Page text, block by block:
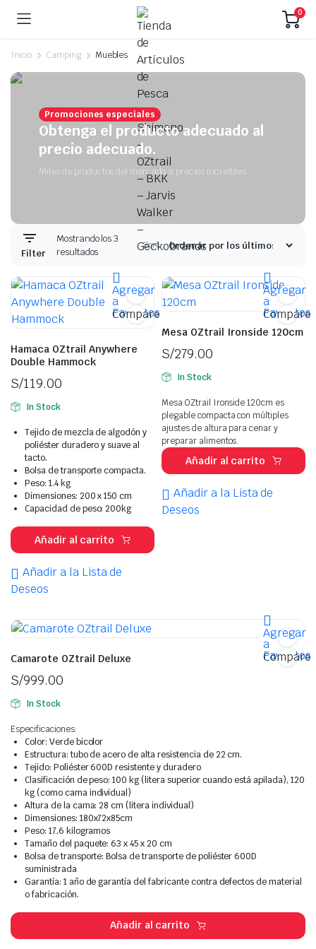
0
Inicio Camping Muebles
Promociones especiales
Obtenga el producto adecuado al
precio adecuado.
Miles de productos del mercado a precios increíbles.
Filter
Mostrando los 3
resultados
Sort:
Agregar
a
Favoritos
Compare
Hamaca OZtrail Anywhere
Double Hammock
S/119.00
In Stock
Tejido de mezcla de algodón y
poliéster duradero y suave al
tacto.
Bolsa de transporte compacta.
Peso: 1.4 kg
Dimensiones: 200 x 150 cm
Capacidad de peso: 200kg
Añadir al carrito
Añadir a la Lista de
Deseos
Agregar
a
Favoritos
Compare
Mesa OZtrail Ironside 120cm
S/279.00
In Stock
Mesa OZtrail Ironside 120cm es
plegable compacta con múltiples
ajustes de altura para cenar y
preparar alimentos.
Añadir al carrito
Añadir a la Lista de
Deseos
Agregar
a
Favoritos
Compare
Camarote OZtrail Deluxe
S/999.00
In Stock
Especificaciones:
Color: Verde bicolor
Estructura: tubo de acero de alta resistencia de 22 cm.
Tejido: Poliéster 600D resistente y duradero
Clasificación de peso: 100 kg (litera superior cuando está apilada), 120
kg (como cama individual)
Altura de la cama: 28 cm (litera individual)
Dimensiones: 180x72x85cm
Peso: 17,6 kilogramos
Tamaño del paquete: 63 x 45 x 20 cm
Bolsa de transporte: Bolsa de transporte de poliéster 600D
suministrada
Garantía: 1 año de garantía del fabricante contra defectos de material
o fabricación.
Añadir al carrito